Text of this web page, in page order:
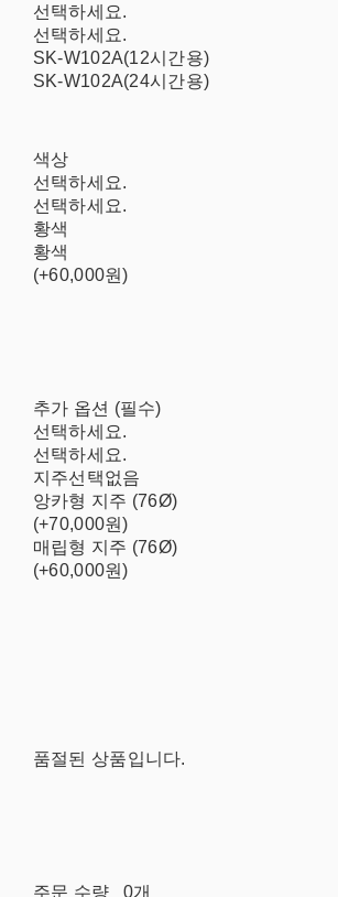
선택하세요.
선택하세요.
SK-W102A(12시간용)
SK-W102A(24시간용)
색상
선택하세요.
선택하세요.
황색
황색
(+60,000원)
추가 옵션 (필수)
선택하세요.
선택하세요.
지주선택없음
앙카형 지주 (76Ø)
(+70,000원)
매립형 지주 (76Ø)
(+60,000원)
품절된 상품입니다.
주문 수량
0개